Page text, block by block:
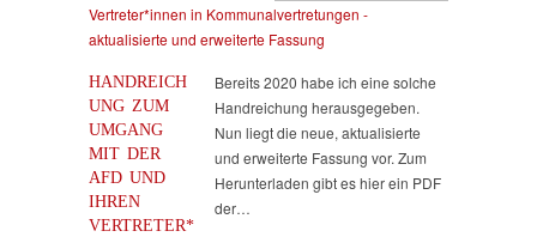
HANDREICH
UNG ZUM
UMGANG
MIT DER
AFD UND
IHREN
VERTRETER*
Bereits 2020 habe ich eine solche
Handreichung herausgegeben.
Nun liegt die neue, aktualisierte
und erweiterte Fassung vor. Zum
Herunterladen gibt es hier ein PDF
der…